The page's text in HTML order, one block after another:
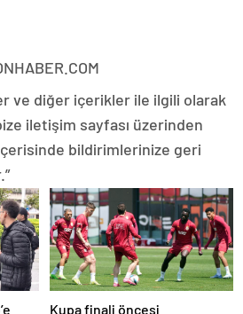
ve diğer içerikler ile ilgili olarak
iletişim sayfası üzerinden
bildirimlerinize geri
Kupa finali öncesi